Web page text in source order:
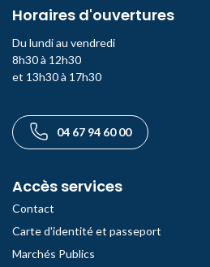
Horaires d'ouvertures
Du lundi au vendredi
8h30 à 12h30
et 13h30 à 17h30
Téléphone
04 67 94 60 00
Accès services
Contact
Carte d'identité et passeport
Marchés Publics